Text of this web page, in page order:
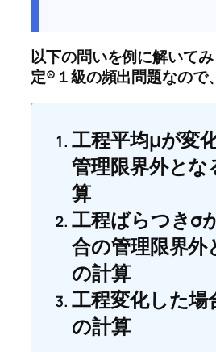
以下の問いを例に解いて
定®１級の頻出問題なので
工程平均μが変
管理限界外とな
算
工程ばらつきσ
合の管理限界外
の計算
工程変化した場
の計算